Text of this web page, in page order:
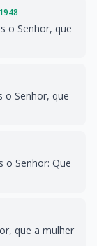
o Senhor, que
o Senhor, que
o Senhor: Que
que a mulher